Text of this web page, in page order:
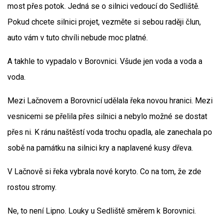
most přes potok. Jedná se o silnici vedoucí do Sedliště.
Pokud chcete silnici projet, vezměte si sebou raději člun,
auto vám v tuto chvíli nebude moc platné.
A takhle to vypadalo v Borovnici. Všude jen voda a voda a
voda.
Mezi Lačnovem a Borovnicí udělala řeka novou hranici. Mezi
vesnicemi se přelila přes silnici a nebylo možné se dostat
přes ni. K ránu naštěstí voda trochu opadla, ale zanechala po
sobě na památku na silnici kry a naplavené kusy dřeva.
V Lačnově si řeka vybrala nové koryto. Co na tom, že zde
rostou stromy.
Ne, to není Lipno. Louky u Sedliště směrem k Borovnici.